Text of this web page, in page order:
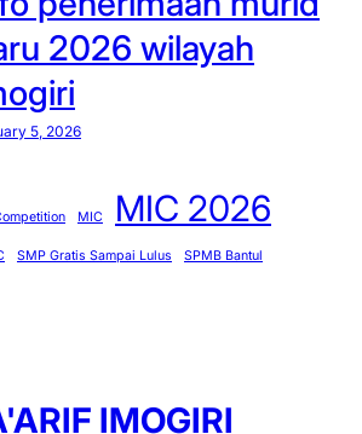
2026 wilayah
5, 2026
MIC MIC 2026
SMP Gratis Sampai Lulus
SPMB Bantul
IMOGIRI